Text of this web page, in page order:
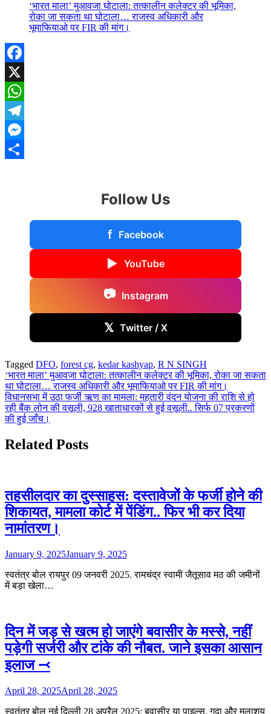
‘भारत माला’ मुआवजा घोटाला: तत्कालीन कलेक्टर की भूमिका,
रोका जा सकता था घोटाला… राजस्व अधिकारी और
भूमाफियाओ पर FIR की मांग।
Facebook
X
WhatsApp
Telegram
Messenger
Follow Us
f Facebook
▶ YouTube
📷 Instagram
𝕏 Twitter / X
Tagged DFO, forest cg, kedar kashyap, R N SINGH
Post
navigation
‘भारत माला’ मुआवजा घोटाला: तत्कालीन कलेक्टर की भूमिका, रोका जा सकता
था घोटाला… राजस्व अधिकारी और भूमाफियाओ पर FIR की मांग।
विधानसभा में उठा फर्जी ऋण का मामला: महतारी वंदन योजना की राशि से हो
रही बैंक लोन की वसूली, 928 खाताधारकों से हुई वसूली.. सिर्फ 07 प्रकरणों
की हुई जाँच।
Related Posts
तहसीलदार का दुस्साहस: दस्तावेजों के फर्जी होने की
शिकायत, मामला कोर्ट में पेंडिंग.. फिर भी कर दिया
नामांतरण।
January 9, 2025January 9, 2025
स्वतंत्र बोल रायपुर 09 जनवरी 2025. रामचंद्र स्वामी जैतूसाव मठ की जमीनों
में बड़ा खेला…
दिन में जड़ से खत्म हो जाएंगे बवासीर के मस्से, नहीं
पड़ेगी सर्जरी और टांके की नौबत. जाने इसका आसान
इलाज ⤙
April 28, 2025April 28, 2025
स्वतंत्र बोल नई दिल्ली 28 अप्रैल 2025: बवासीर या पाइल्स, गुदा और मलाशय